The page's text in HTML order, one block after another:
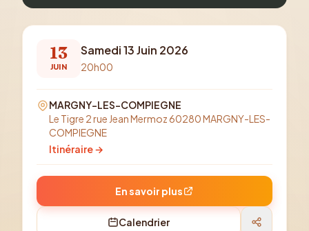
13
JUIN
Samedi 13 Juin 2026
20h00
MARGNY-LES-COMPIEGNE
Le Tigre 2 rue Jean Mermoz 60280 MARGNY-LES-
COMPIEGNE
Itinéraire →
En savoir plus
Calendrier